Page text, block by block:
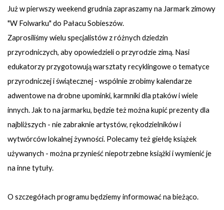
Już w pierwszy weekend grudnia zapraszamy na Jarmark zimowy
"W Folwarku" do Pałacu Sobieszów.
Zaprosiliśmy wielu specjalistów z różnych dziedzin
przyrodniczych, aby opowiedzieli o przyrodzie zimą. Nasi
edukatorzy przygotowują warsztaty recyklingowe o tematyce
przyrodniczej i świątecznej - wspólnie zrobimy kalendarze
adwentowe na drobne upominki, karmniki dla ptaków i wiele
innych. Jak to na jarmarku, będzie też można kupić prezenty dla
najbliższych - nie zabraknie artystów, rękodzielników i
wytwórców lokalnej żywności. Polecamy też giełdę książek
używanych - można przynieść niepotrzebne książki i wymienić je
na inne tytuły.
O szczegółach programu będziemy informować na bieżąco.